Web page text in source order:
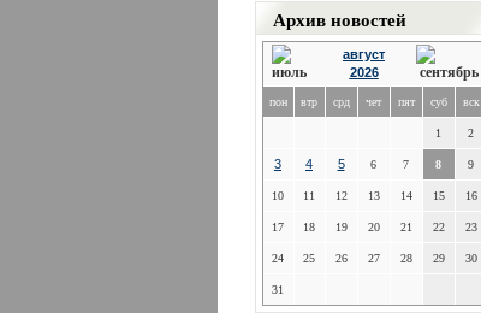
Архив новостей
август
2026
пон втр срд чет пят суб вск
1 2
3 4 5 6 7 8 9
10 11 12 13 14 15 16
17 18 19 20 21 22 23
24 25 26 27 28 29 30
31